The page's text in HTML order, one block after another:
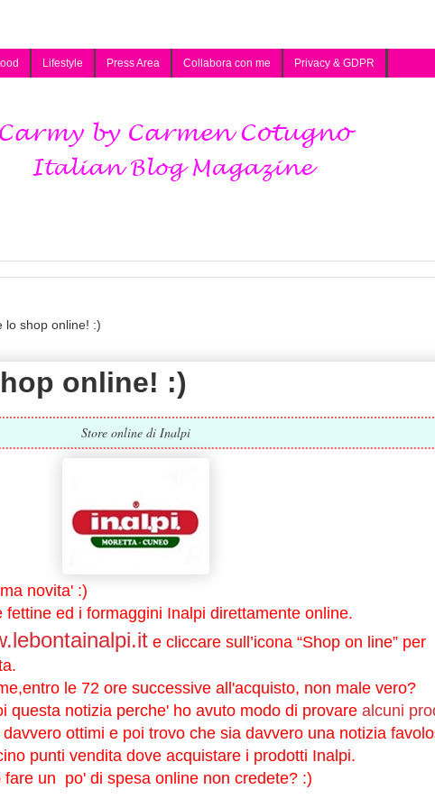
Lifestyle Press Area Collabora con me Privacy & GDPR
lo shop online! :)
online! :)
Store online di Inalpi
novita' :)
ed i formaggini Inalpi direttamente online.
e cliccare sull’icona “Shop on line” per
le 72 ore successive all'acquisto, non male vero?
questa notizia perche' ho avuto modo di provare alcuni
ottimi e poi trovo che sia davvero una notizia
punti vendita dove acquistare i prodotti Inalpi.
un po' di spesa online non credete? :)